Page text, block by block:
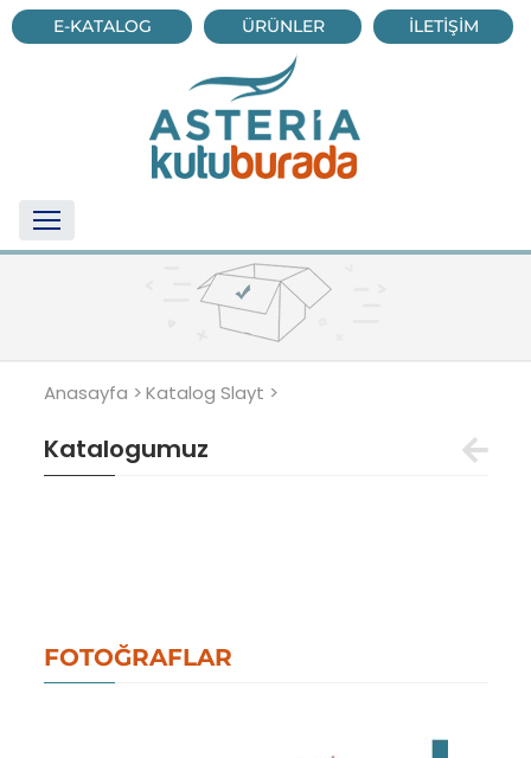
E-KATALOG ÜRÜNLER İLETİŞİM
Anasayfa >Katalog Slayt >
Katalogumuz
FOTOĞRAFLAR